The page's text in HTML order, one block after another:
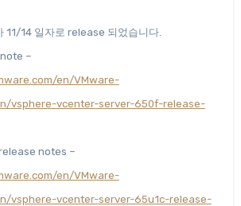
11/14 일자로 release 되었습니다.
–
en/VMware-
vsphere-vcenter-server-650f-release-
notes –
en/VMware-
vsphere-vcenter-server-65u1c-release-